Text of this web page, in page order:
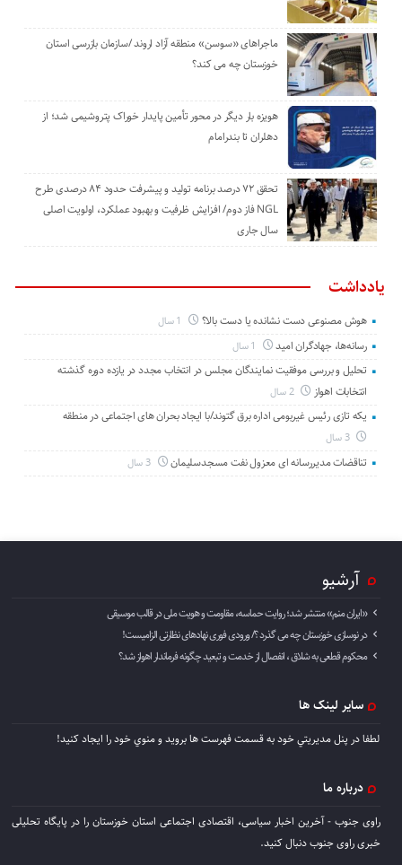
ماجراهای «سوسن» منطقه آزاد اروند /سازمان بازرسی استان
خوزستان چه می کند؟
هویزه بار دیگر در محور تأمین پایدار خوراک پتروشیمی شد؛ از
دهلران تا بندرامام
تحقق ۷۲ درصد برنامه تولید و پیشرفت حدود ۸۴ درصدی طرح
NGL فاز دوم/ افزایش ظرفیت و بهبود عملکرد، اولویت اصلی
سال جاری
یادداشت
هوش مصنوعی دست نشانده یا دست بالا؟
رسانه‌ها، جهادگران امید
تحلیل و بررسی موفقیت نمایندگان مجلس در انتخاب مجدد در یازده دوره گذشته
انتخابات اهواز
2 سال
یکه تازی رئیس غیربومی اداره برق گتوند/با ایجاد بحران های اجتماعی در منطقه
3 سال
تناقضات مدیررسانه ای معزول نفت مسجدسلیمان 3 سال
آرشیو
«ایران منم» منتشر شد؛ روایت حماسه، مقاومت و هویت ملی در قالب موسیقی
در نوسازی خوزستان چه می گذرد ؟/ ورودی فوری نهادهای نظارتی الزامیست!
محکوم قطعی به شلاق ، انفصال از خدمت و تبعید چگونه فرماندار اهواز شد؟
سایر لینک ها
لطفا در پنل مديريتي خود به قسمت فهرست ها برويد و منوي خود را ايجاد كنيد!
درباره ما
راوی جنوب - آخرین اخبار سیاسی، اقتصادی اجتماعی استان خوزستان را در پایگاه تحلیلی
خبری راوی جنوب دنبال کنید.